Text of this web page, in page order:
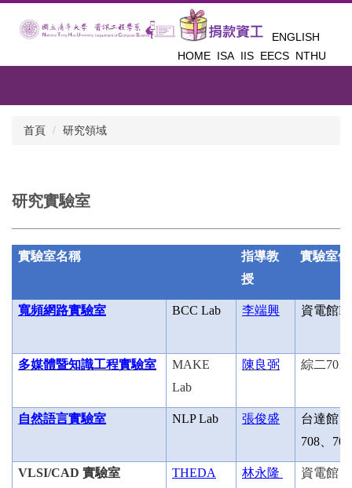
ENGLISH
HOME ISA IIS EECS NTHU
首頁 研究領域
研究實驗室
實驗室名稱
指導教
授
實驗室
寬頻網路實驗室 BCC Lab 李端興 資電館
多媒體暨知識工程實驗室
MAKE
Lab
陳良弼 綜二701
自然語言實驗室 NLP Lab 張俊盛
台達館
708
709
VLSI/CAD 實驗室
THEDA
林永隆
資電館